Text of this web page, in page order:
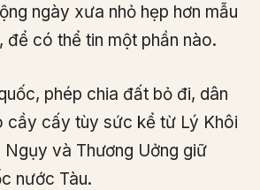
ngày xưa nhỏ hẹp hơn mẫu
để có thể tin một phần nào.
phép chia đất bỏ đi, dân
cầy cấy tùy sức kể từ Lý Khôi
và Thương Uởng giữ
nước Tàu.